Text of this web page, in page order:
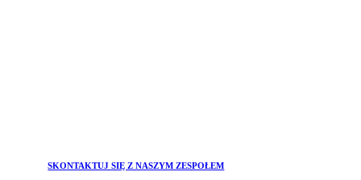
SKONTAKTUJ SIĘ Z NASZYM ZESPOŁEM